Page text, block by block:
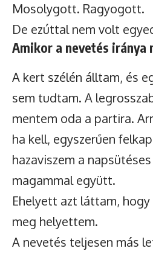
Mosolygott. Ragyogott.
De ezúttal nem volt
Amikor a nevetés iránya
A kert szélén álltam, és
sem tudtam. A
mentem oda a partira.
ha kell, egyszerűen
hazaviszem a
magammal együtt.
Ehelyett azt láttam,
meg helyettem.
A nevetés teljesen más